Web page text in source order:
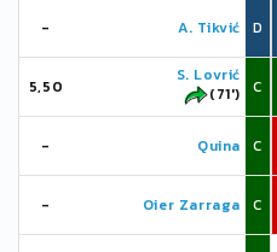
- A. Tikvić D
5,50
S. Lovrić
(71')
C
- Quina C
- Oier Zarraga C